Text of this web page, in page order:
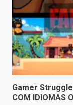
Gamer
COM IDIOMAS